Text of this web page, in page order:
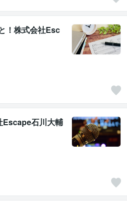
！株式会社Esc
Escape石川大輔